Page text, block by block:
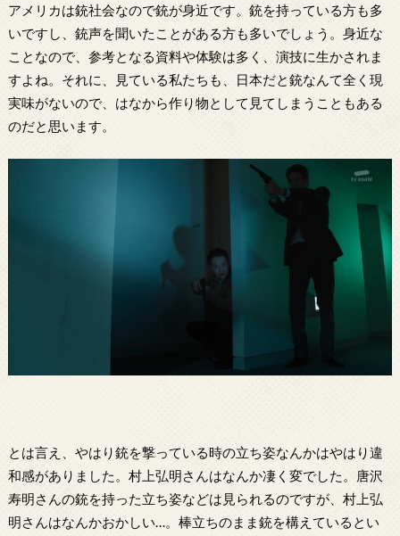
アメリカは銃社会なので銃が身近です。銃を持っている方も多
いですし、銃声を聞いたことがある方も多いでしょう。身近な
ことなので、参考となる資料や体験は多く、演技に生かされま
すよね。それに、見ている私たちも、日本だと銃なんて全く現
実味がないので、はなから作り物として見てしまうこともある
のだと思います。
とは言え、やはり銃を撃っている時の立ち姿なんかはやはり違
和感がありました。村上弘明さんはなんか凄く変でした。唐沢
寿明さんの銃を持った立ち姿などは見られるのですが、村上弘
明さんはなんかおかしい…。棒立ちのまま銃を構えているとい